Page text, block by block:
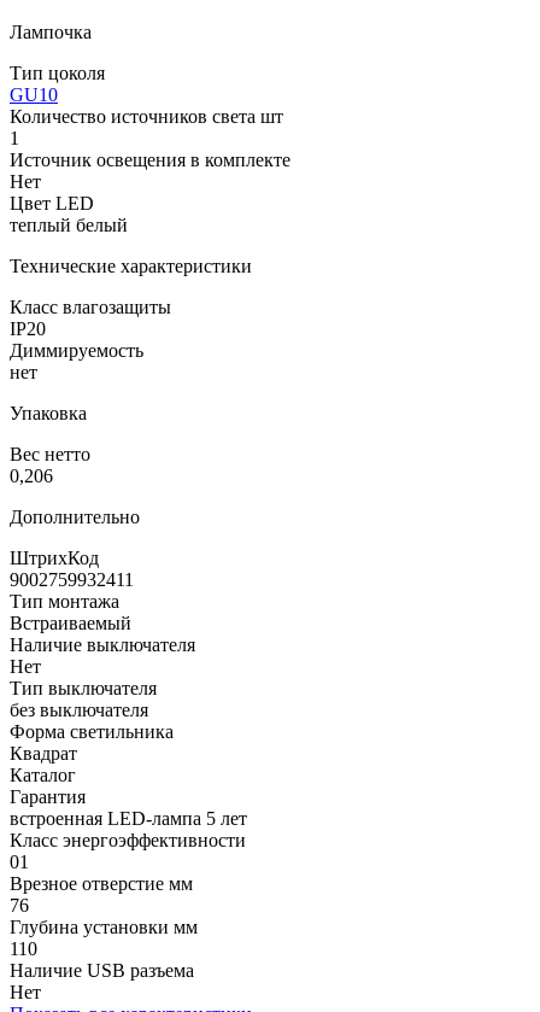
Лампочка
Тип цоколя
GU10
Количество источников света шт
1
Источник освещения в комплекте
Нет
Цвет LED
теплый белый
Технические характеристики
Класс влагозащиты
IP20
Диммируемость
нет
Упаковка
Вес нетто
0,206
Дополнительно
ШтрихКод
9002759932411
Тип монтажа
Встраиваемый
Наличие выключателя
Нет
Тип выключателя
без выключателя
Форма светильника
Квадрат
Каталог
Гарантия
встроенная LED-лампа 5 лет
Класс энергоэффективности
01
Врезное отверстие мм
76
Глубина установки мм
110
Наличие USB разъема
Нет